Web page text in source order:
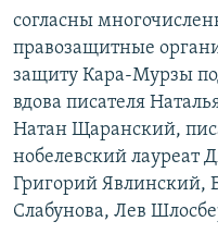
согласны
правозащитные
защиту Кара-Мурзы
вдова писателя
Натан Щаранский,
нобелевский лауреат
Григорий Явлинский,
Слабунова, Лев